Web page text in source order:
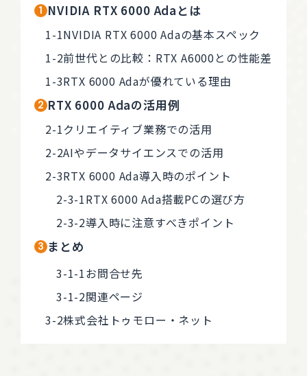
NVIDIA RTX 6000 Adaとは
NVIDIA RTX 6000 Adaの基本スペック
前世代との比較：RTX A6000との性能差
RTX 6000 Adaが優れている理由
RTX 6000 Adaの活用例
クリエイティブ業務での活用
AIやデータサイエンスでの活用
RTX 6000 Ada導入時のポイント
RTX 6000 Ada搭載PCの選び方
導入時に注意すべきポイント
まとめ
お問合せ先
関連ページ
株式会社トゥモロー・ネット